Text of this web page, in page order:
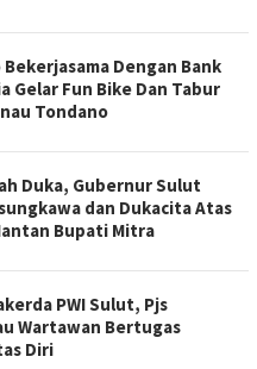
Dengan Bank
Gelar Fun Bike Dan Tabur
Tondano
Duka, Gubernur Sulut
dan Dukacita Atas
Bupati Mitra
PWI Sulut, Pjs
Wartawan Bertugas
Diri